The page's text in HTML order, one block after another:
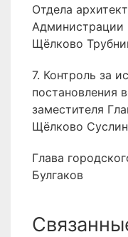
Отдела
Администрации
Щёлково
7. Контроль за
постановления
заместителя
Щёлково
Глава
Булгаков